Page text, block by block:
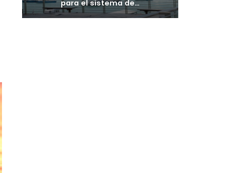
para el sistema de…